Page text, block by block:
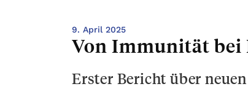
9. April 2025
Von Immunität bei
Erster Bericht über